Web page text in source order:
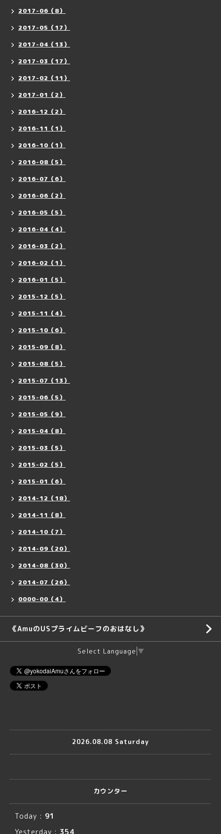
2017-06（8）
2017-05（17）
2017-04（13）
2017-03（17）
2017-02（11）
2017-01（2）
2016-12（2）
2016-11（1）
2016-10（1）
2016-08（5）
2016-07（6）
2016-06（2）
2016-05（5）
2016-04（4）
2016-03（2）
2016-02（1）
2016-01（5）
2015-12（5）
2015-11（4）
2015-10（6）
2015-09（8）
2015-08（5）
2015-07（13）
2015-06（5）
2015-05（9）
2015-04（8）
2015-03（5）
2015-02（5）
2015-01（6）
2014-12（18）
2014-11（8）
2014-10（7）
2014-09（20）
2014-08（30）
2014-07（26）
0000-00（4）
《AmuのUSプライムビーフのおはなし》
Select Language ▼
2026.08.08 Saturday
カウンター
Today : 91
Yesterday : 354